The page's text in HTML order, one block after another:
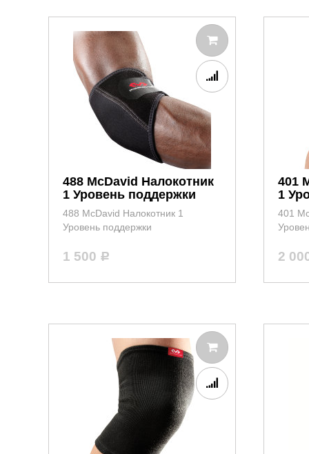
488 McDavid Налокотник
1 Уровень поддержки
488 McDavid Налокотник 1
Уровень поддержки
1 500 Р
401
1
401
2